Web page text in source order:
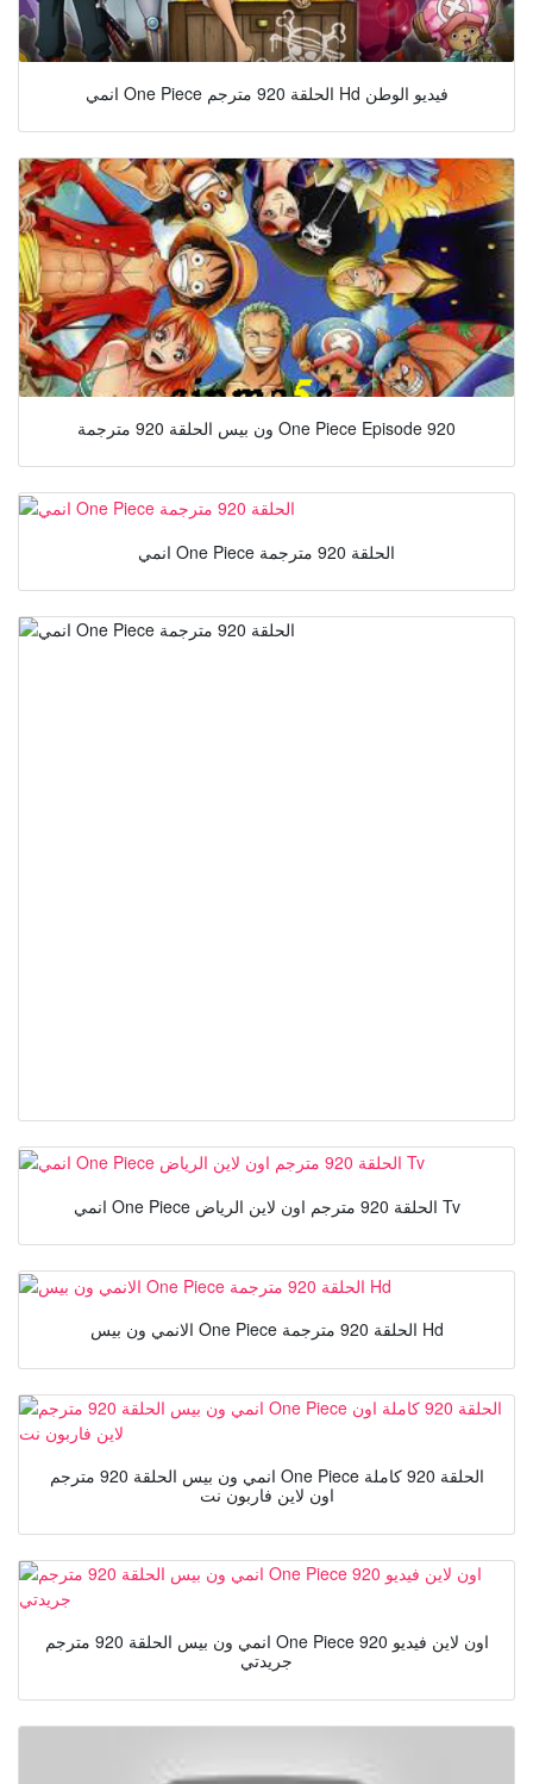
انمي One Piece الحلقة 920 مترجم Hd فيديو الوطن
ون بيس الحلقة 920 مترجمة One Piece Episode 920
انمي One Piece الحلقة 920 مترجمة
انمي One Piece الحلقة 920 مترجم اون لاين الرياض Tv
الانمي ون بيس One Piece الحلقة 920 مترجمة Hd
انمي ون بيس الحلقة 920 مترجم One Piece الحلقة 920 كاملة
اون لاين فاربون نت
انمي ون بيس الحلقة 920 مترجم One Piece 920 اون لاين فيديو
جريدتي